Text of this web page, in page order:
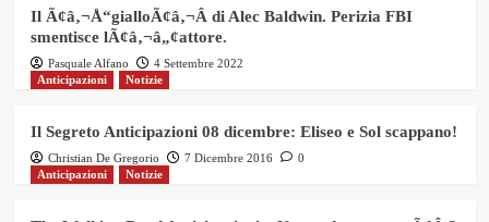
Il Ã¢â‚¬Å“gialloÃ¢â‚¬Â di Alec Baldwin. Perizia FBI
smentisce lÃ¢â‚¬â„¢attore.
Pasquale Alfano
4 Settembre 2022
Anticipazioni
Notizie
Il Segreto Anticipazioni 08 dicembre: Eliseo e Sol scappano!
Christian De Gregorio 7 Dicembre 2016
0
Anticipazioni
Notizie